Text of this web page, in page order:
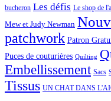
bucheron Les défis Le shop de
Mew et Judy Newman
patchwork Patron
Puces de couturières Quilting
Embellissement Sacs
Tissus UN CHAT DANS